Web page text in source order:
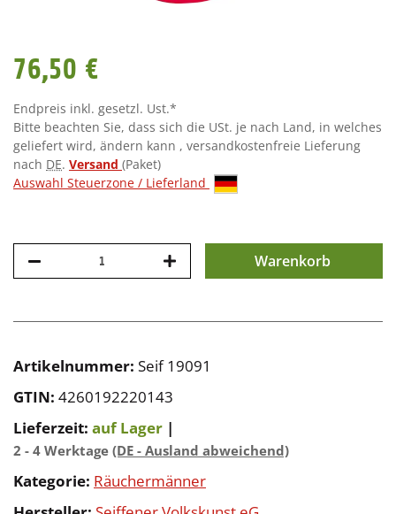
76,50 €
Endpreis inkl. gesetzl. Ust.*
Bitte beachten Sie, dass sich die USt. je nach Land, in welches
geliefert wird, ändern kann , versandkostenfreie Lieferung
nach DE. Versand (Paket)
Auswahl Steuerzone / Lieferland
Warenkorb
Artikelnummer: Seif 19091
GTIN: 4260192220143
Lieferzeit: auf Lager |
2 - 4 Werktage (DE - Ausland abweichend)
Kategorie: Räuchermänner